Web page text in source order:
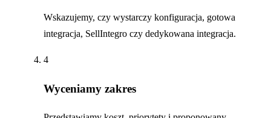
Wskazujemy, czy wystarczy konfiguracja, gotowa
integracja, SellIntegro czy dedykowana integracja.
4
Wyceniamy zakres